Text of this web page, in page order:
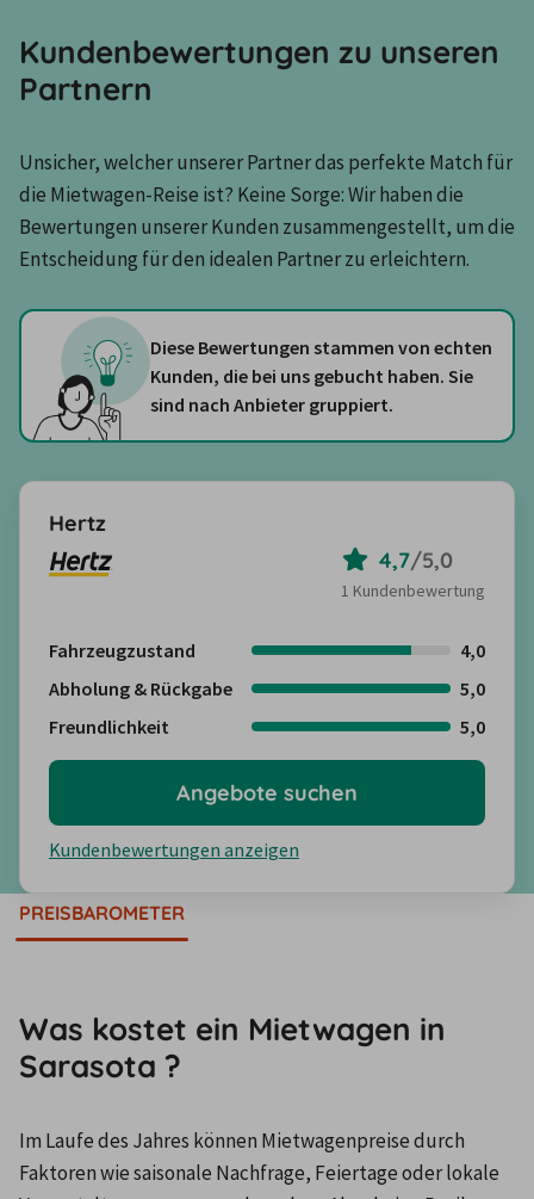
Kundenbewertungen zu unseren
Partnern
Unsicher, welcher unserer Partner das perfekte Match für
die Mietwagen-Reise ist? Keine Sorge: Wir haben die
Bewertungen unserer Kunden zusammengestellt, um die
Entscheidung für den idealen Partner zu erleichtern.
Diese Bewertungen stammen von echten
Kunden, die bei uns gebucht haben. Sie
sind nach Anbieter gruppiert.
Hertz
4,7/5,0
1 Kundenbewertung
Fahrzeugzustand
4,0
Abholung & Rückgabe
5,0
Freundlichkeit
5,0
Kundenbewertungen anzeigen
Angebote suchen
PREISBAROMETER
Was kostet ein Mietwagen in
Sarasota ?
Im Laufe des Jahres können Mietwagenpreise durch
Faktoren wie saisonale Nachfrage, Feiertage oder lokale